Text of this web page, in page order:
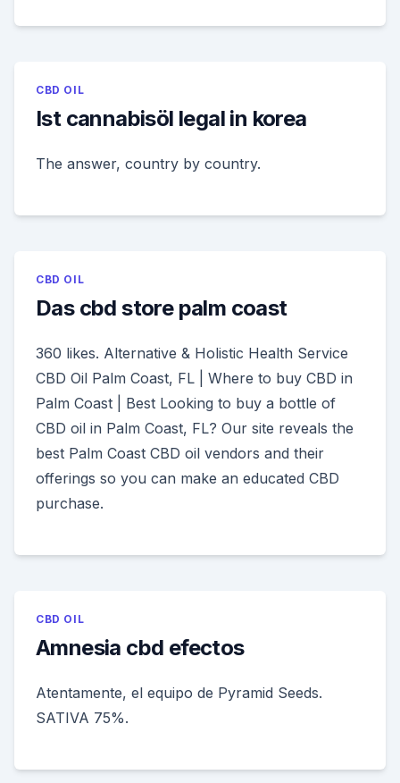
CBD OIL
Ist cannabisöl legal in korea
The answer, country by country.
CBD OIL
Das cbd store palm coast
360 likes. Alternative & Holistic Health Service
CBD Oil Palm Coast, FL | Where to buy CBD in
Palm Coast | Best Looking to buy a bottle of
CBD oil in Palm Coast, FL? Our site reveals the
best Palm Coast CBD oil vendors and their
offerings so you can make an educated CBD
purchase.
CBD OIL
Amnesia cbd efectos
Atentamente, el equipo de Pyramid Seeds.
SATIVA 75%.